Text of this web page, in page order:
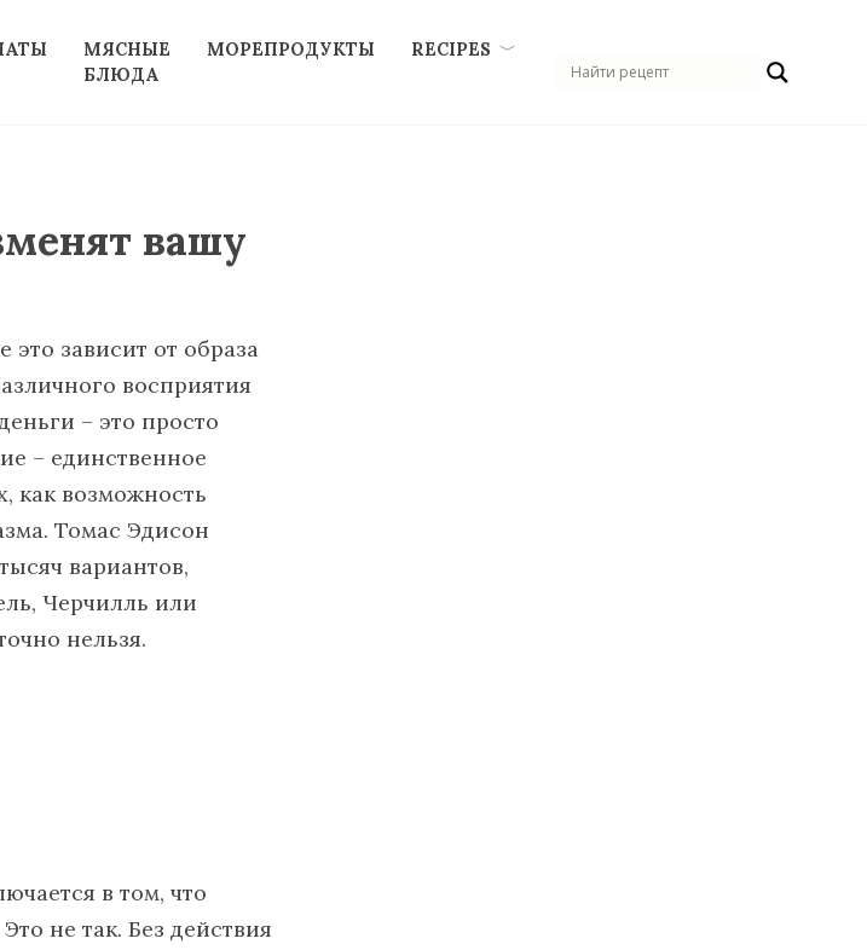
МЯСНЫЕ
БЛЮДА
МОРЕПРОДУКТЫ RECIPES
вашу
это зависит от образа
восприятия
– это просто
– единственное
как возможность
Томас Эдисон
вариантов,
Черчилль или
нельзя.
в том, что
не так. Без действия